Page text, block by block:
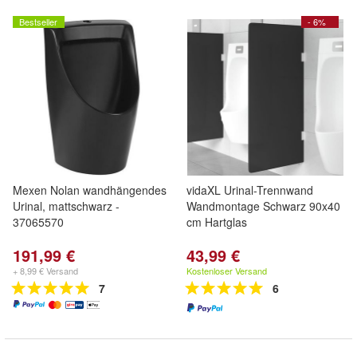
Bestseller
Mexen Nolan wandhängendes
Urinal, mattschwarz -
37065570
191,99 €
+ 8,99 € Versand
7
- 6%
vidaXL Urinal-Trennwand
Wandmontage Schwarz 90x40
cm Hartglas
43,99 €
Kostenloser Versand
6